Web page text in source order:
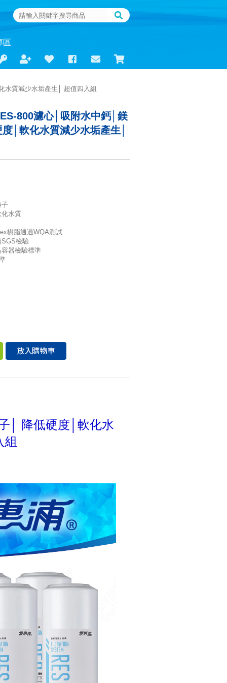
區
水質減少水垢產生│ 超值四入組
800濾心│吸附水中鈣│鎂
│軟化水質減少水垢產生│
子
水質
樹脂通過WQA測試
檢驗
器檢驗標準
│ 降低硬度│軟化水
組